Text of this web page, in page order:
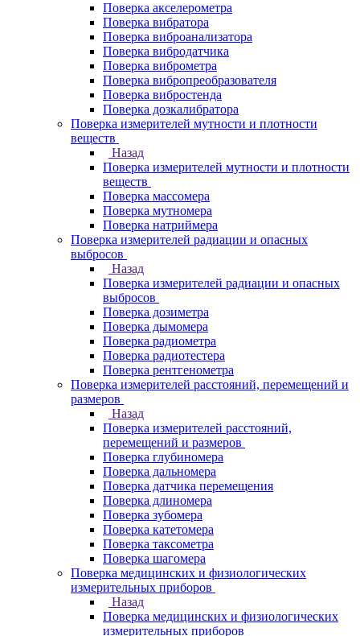
Поверка акселерометра
Поверка вибратора
Поверка виброанализатора
Поверка вибродатчика
Поверка виброметра
Поверка вибропреобразователя
Поверка вибростенда
Поверка дозкалибратора
Поверка измерителей мутности и плотности
веществ
Назад
Поверка измерителей мутности и плотности
веществ
Поверка массомера
Поверка мутномера
Поверка натриймера
Поверка измерителей радиации и опасных
выбросов
Назад
Поверка измерителей радиации и опасных
выбросов
Поверка дозиметра
Поверка дымомера
Поверка радиометра
Поверка радиотестера
Поверка рентгенометра
Поверка измерителей расстояний, перемещений и
размеров
Назад
Поверка измерителей расстояний,
перемещений и размеров
Поверка глубиномера
Поверка дальномера
Поверка датчика перемещения
Поверка длиномера
Поверка зубомера
Поверка катетомера
Поверка таксометра
Поверка шагомера
Поверка медицинских и физиологических
измерительных приборов
Назад
Поверка медицинских и физиологических
измерительных приборов